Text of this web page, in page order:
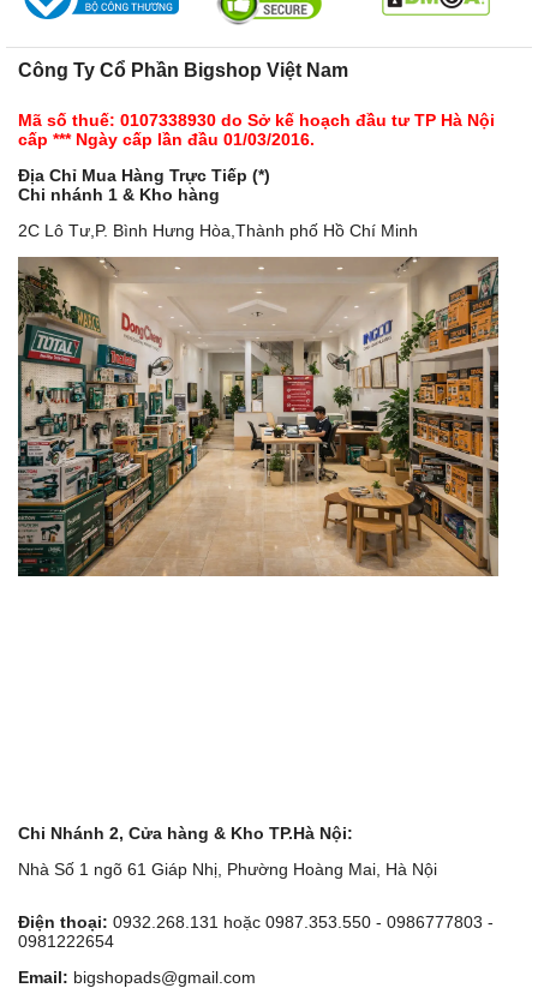
Công Ty Cổ Phần Bigshop Việt Nam
Mã số thuế: 0107338930 do Sở kế hoạch đầu tư TP Hà Nội
cấp *** Ngày cấp lần đầu 01/03/2016.
Địa Chỉ Mua Hàng Trực Tiếp (*)
Chi nhánh 1 & Kho hàng
2C Lô Tư,P. Bình Hưng Hòa,Thành phố Hồ Chí Minh
Chi Nhánh 2, Cửa hàng & Kho TP.Hà Nội:
Nhà Số 1 ngõ 61 Giáp Nhị, Phường Hoàng Mai, Hà Nội
Điện thoại: 0932.268.131 hoặc 0987.353.550 - 0986777803 -
0981222654
Email: bigshopads@gmail.com